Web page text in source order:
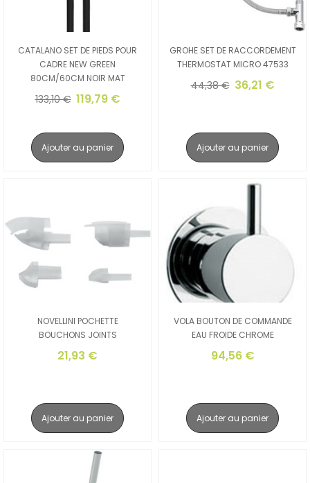
CATALANO SET DE PIEDS POUR
CADRE NEW GREEN
80CM/60CM NOIR MAT
133,10 € 119,79 €
Ajouter au panier
GROHE SET DE RACCORDEMENT
THERMOSTAT MICRO 47533
44,38 € 36,21 €
Ajouter au panier
NOVELLINI POCHETTE
BOUCHONS JOINTS
21,93 €
Ajouter au panier
VOLA BOUTON DE COMMANDE
EAU FROIDE CHROME
94,56 €
Ajouter au panier